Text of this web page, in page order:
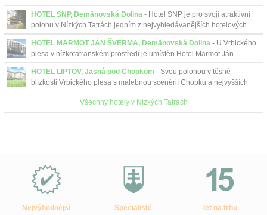
HOTEL SNP, Demänovská Dolina - Hotel SNP je pro svojí atraktivní
polohu v Nízkých Tatrách jedním z nejvyhledávanějších hotelových
zařízení.
HOTEL MARMOT JÁN ŠVERMA, Demänovská Dolina - U Vrbického
plesa v nízkotatranském prostředí je umístěn Hotel Marmot Ján
Šverma, v blízkosti stanice kabinové lanovky.
HOTEL LIPTOV, Jasná pod Chopkom - Svou polohou v těsné
blízkosti Vrbického plesa s malebnou scenérií Chopku a nejvyšších
vrcholů Nízkých Tater nabízí ideální výchozí poz...
Všechny hotely v Nízkých Tatrách
Slovensko.cz?
Nejvýhodnější Specialisté let na trhu